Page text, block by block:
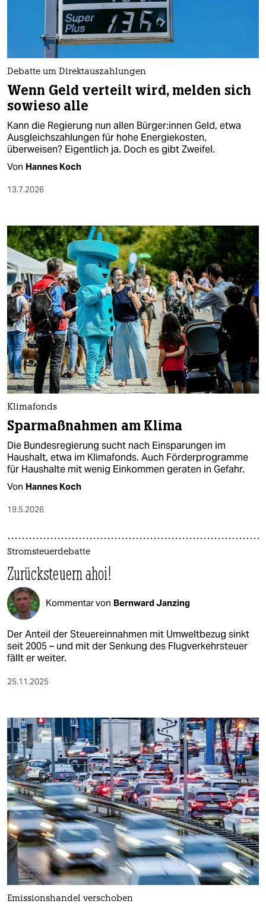
wahrheit
verlag
veranstaltungen
shop
fragen & hilfe
unterstützen
genossenschaft
epaper login
Debatte um Direktauszahlungen
Wenn Geld verteilt wird, melden sich
sowieso alle
Kann die Regierung nun allen Bür­ge­r:in­nen Geld, etwa
Ausgleichszahlungen für hohe Energiekosten,
überweisen? Eigentlich ja. Doch es gibt Zweifel.
Von Hannes Koch
13.7.2026
Klimafonds
Sparmaßnahmen am Klima
Die Bundesregierung sucht nach Einsparungen im
Haushalt, etwa im Klimafonds. Auch Förderprogramme
für Haushalte mit wenig Einkommen geraten in Gefahr.
Von Hannes Koch
19.5.2026
Stromsteuerdebatte
Zurücksteuern ahoi!
Kommentar von Bernward Janzing
Der Anteil der Steuereinnahmen mit Umweltbezug sinkt
seit 2005 – und mit der Senkung des Flugverkehrsteuer
fällt er weiter.
25.11.2025
Emissionshandel verschoben